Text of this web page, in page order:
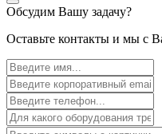
Обсудим Вашу задачу?
Оставьте контакты и мы с